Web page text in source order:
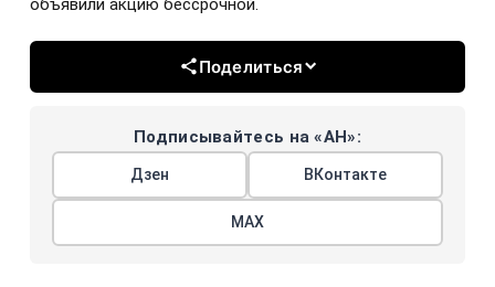
объявили акцию бессрочной.
Поделиться
Подписывайтесь на «АН»:
Дзен ВКонтакте
МАХ